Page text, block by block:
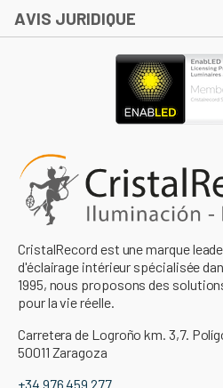
AVIS JURIDIQUE
CristalRecord est une marque
d'éclairage intérieur spécialisée
1995, nous proposons des
pour la vie réelle.
Carretera de Logroño km. 3,7.
50011 Zaragoza
+34 976 459 277